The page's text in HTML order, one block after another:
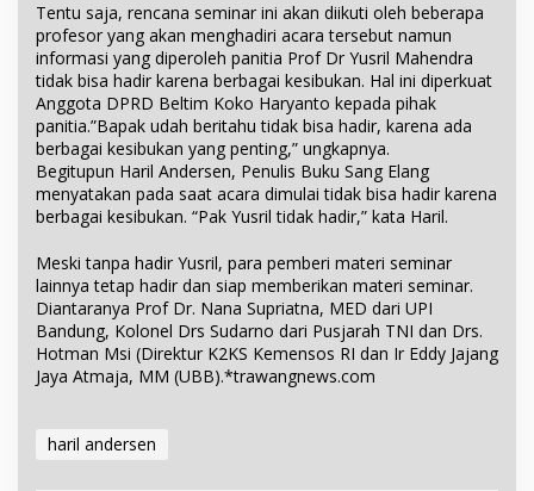
Tentu saja, rencana seminar ini akan diikuti oleh beberapa
profesor yang akan menghadiri acara tersebut namun
informasi yang diperoleh panitia Prof Dr Yusril Mahendra
tidak bisa hadir karena berbagai kesibukan. Hal ini diperkuat
Anggota DPRD Beltim Koko Haryanto kepada pihak
panitia.”Bapak udah beritahu tidak bisa hadir, karena ada
berbagai kesibukan yang penting,” ungkapnya.
Begitupun Haril Andersen, Penulis Buku Sang Elang
menyatakan pada saat acara dimulai tidak bisa hadir karena
berbagai kesibukan. “Pak Yusril tidak hadir,” kata Haril.
Meski tanpa hadir Yusril, para pemberi materi seminar
lainnya tetap hadir dan siap memberikan materi seminar.
Diantaranya Prof Dr. Nana Supriatna, MED dari UPI
Bandung, Kolonel Drs Sudarno dari Pusjarah TNI dan Drs.
Hotman Msi (Direktur K2KS Kemensos RI dan Ir Eddy Jajang
Jaya Atmaja, MM (UBB).*trawangnews.com
haril andersen